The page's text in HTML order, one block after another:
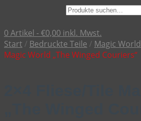
Suche
0 Artikel -€0,00 inkl. Mwst.
Start / Bedruckte Teile / Magic World
Magic World „The Winged Couriers“